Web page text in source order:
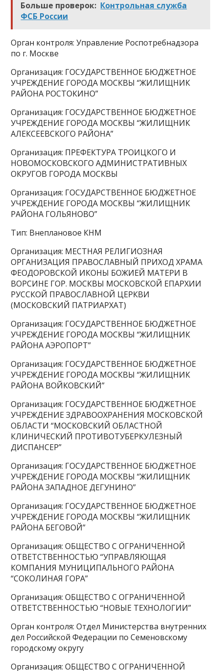
Больше проверок: Контрольная служба
ФСБ России
Орган контроля: Управление Роспотребнадзора
по г. Москве
Организация: ГОСУДАРСТВЕННОЕ БЮДЖЕТНОЕ
УЧРЕЖДЕНИЕ ГОРОДА МОСКВЫ “ЖИЛИЩНИК
РАЙОНА РОСТОКИНО”
Организация: ГОСУДАРСТВЕННОЕ БЮДЖЕТНОЕ
УЧРЕЖДЕНИЕ ГОРОДА МОСКВЫ “ЖИЛИЩНИК
АЛЕКСЕЕВСКОГО РАЙОНА”
Организация: ПРЕФЕКТУРА ТРОИЦКОГО И
НОВОМОСКОВСКОГО АДМИНИСТРАТИВНЫХ
ОКРУГОВ ГОРОДА МОСКВЫ
Организация: ГОСУДАРСТВЕННОЕ БЮДЖЕТНОЕ
УЧРЕЖДЕНИЕ ГОРОДА МОСКВЫ “ЖИЛИЩНИК
РАЙОНА ГОЛЬЯНОВО”
Тип: Внеплановое КНМ
Организация: МЕСТНАЯ РЕЛИГИОЗНАЯ
ОРГАНИЗАЦИЯ ПРАВОСЛАВНЫЙ ПРИХОД ХРАМА
ФЕОДОРОВСКОЙ ИКОНЫ БОЖИЕЙ МАТЕРИ В
ВОРСИНЕ ГОР. МОСКВЫ МОСКОВСКОЙ ЕПАРХИИ
РУССКОЙ ПРАВОСЛАВНОЙ ЦЕРКВИ
(МОСКОВСКИЙ ПАТРИАРХАТ)
Организация: ГОСУДАРСТВЕННОЕ БЮДЖЕТНОЕ
УЧРЕЖДЕНИЕ ГОРОДА МОСКВЫ “ЖИЛИЩНИК
РАЙОНА АЭРОПОРТ”
Организация: ГОСУДАРСТВЕННОЕ БЮДЖЕТНОЕ
УЧРЕЖДЕНИЕ ГОРОДА МОСКВЫ “ЖИЛИЩНИК
РАЙОНА ВОЙКОВСКИЙ”
Организация: ГОСУДАРСТВЕННОЕ БЮДЖЕТНОЕ
УЧРЕЖДЕНИЕ ЗДРАВООХРАНЕНИЯ МОСКОВСКОЙ
ОБЛАСТИ “МОСКОВСКИЙ ОБЛАСТНОЙ
КЛИНИЧЕСКИЙ ПРОТИВОТУБЕРКУЛЕЗНЫЙ
ДИСПАНСЕР”
Организация: ГОСУДАРСТВЕННОЕ БЮДЖЕТНОЕ
УЧРЕЖДЕНИЕ ГОРОДА МОСКВЫ “ЖИЛИЩНИК
РАЙОНА ЗАПАДНОЕ ДЕГУНИНО”
Организация: ГОСУДАРСТВЕННОЕ БЮДЖЕТНОЕ
УЧРЕЖДЕНИЕ ГОРОДА МОСКВЫ “ЖИЛИЩНИК
РАЙОНА БЕГОВОЙ”
Организация: ОБЩЕСТВО С ОГРАНИЧЕННОЙ
ОТВЕТСТВЕННОСТЬЮ “УПРАВЛЯЮЩАЯ
КОМПАНИЯ МУНИЦИПАЛЬНОГО РАЙОНА
“СОКОЛИНАЯ ГОРА”
Организация: ОБЩЕСТВО С ОГРАНИЧЕННОЙ
ОТВЕТСТВЕННОСТЬЮ “НОВЫЕ ТЕХНОЛОГИИ”
Орган контроля: Отдел Министерства внутренних
дел Российской Федерации по Семеновскому
городскому округу
Организация: ОБЩЕСТВО С ОГРАНИЧЕННОЙ